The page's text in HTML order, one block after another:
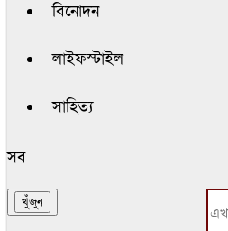
বিনোদন
লাইফস্টাইল
সাহিত্য
সব